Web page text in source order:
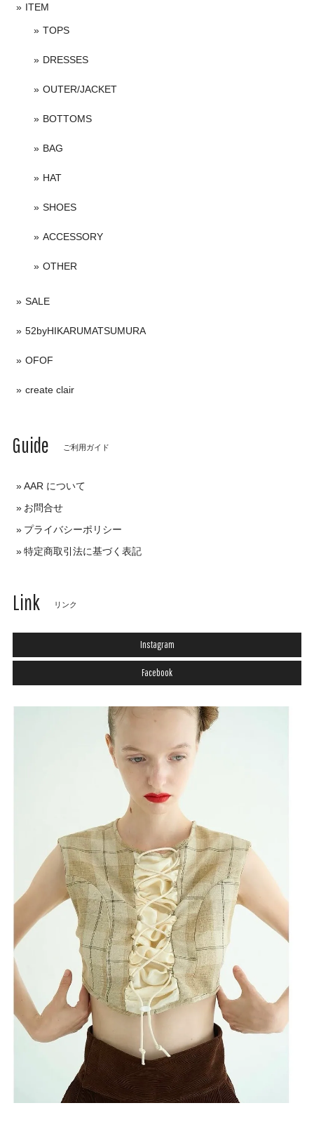
ITEM
TOPS
DRESSES
OUTER/JACKET
BOTTOMS
BAG
HAT
SHOES
ACCESSORY
OTHER
SALE
52byHIKARUMATSUMURA
OFOF
create clair
Guide ご利用ガイド
AAR について
お問合せ
プライバシーポリシー
特定商取引法に基づく表記
Link リンク
Instagram
Facebook